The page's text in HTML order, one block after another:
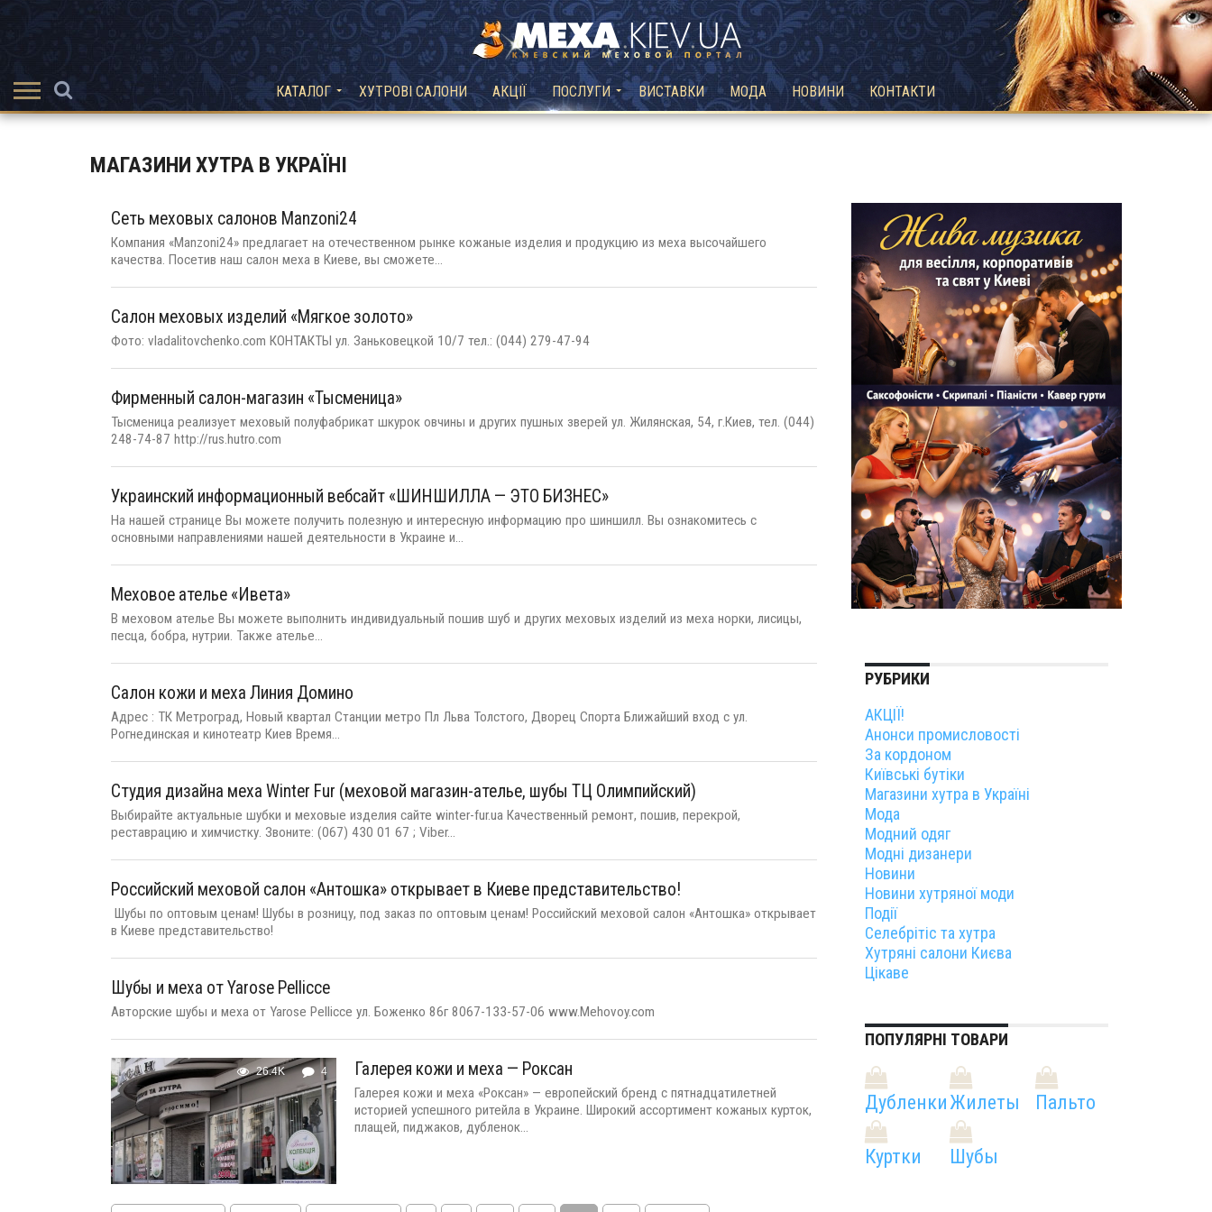
КАТАЛОГ ХУТРОВІ САЛОНИ АКЦІЇ ПОСЛУГИ ВИСТАВКИ МОДА НОВИНИ КОНТАКТИ
МАГАЗИНИ ХУТРА В УКРАЇНІ
Сеть меховых салонов Manzoni24
Компания «Manzoni24» предлагает на отечественном рынке кожаные изделия и продукцию из меха высочайшего
качества. Посетив наш салон меха в Киеве, вы сможете...
Салон меховых изделий «Мягкое золото»
Фото: vladalitovchenko.com КОНТАКТЫ ул. Заньковецкой 10/7 тел.: (044) 279-47-94
Фирменный салон-магазин «Тысменица»
Тысменица реализует меховый полуфабрикат шкурок овчины и других пушных зверей ул. Жилянская, 54, г.Киев, тел. (044)
248-74-87 http://rus.hutro.com
Украинский информационный вебсайт «ШИНШИЛЛА — ЭТО БИЗНЕС»
На нашей странице Вы можете получить полезную и интересную информацию про шиншилл. Вы ознакомитесь с
основными направлениями нашей деятельности в Украине и...
Меховое ателье «Ивета»
В меховом ателье Вы можете выполнить индивидуальный пошив шуб и других меховых изделий из меха норки, лисицы,
песца, бобра, нутрии. Также ателье...
Салон кожи и меха Линия Домино
Адрес : ТК Метроград, Новый квартал Станции метро Пл Льва Толстого, Дворец Спорта Ближайший вход с ул.
Рогнединская и кинотеатр Киев Время...
Студия дизайна меха Winter Fur (меховой магазин-ателье, шубы ТЦ Олимпийский)
Выбирайте актуальные шубки и меховые изделия сайте winter-fur.ua Качественный ремонт, пошив, перекрой,
реставрацию и химчистку. Звоните: (067) 430 01 67 ; Viber...
Российский меховой салон «Антошка» открывает в Киеве представительство!
Шубы по оптовым ценам! Шубы в розницу, под заказ по оптовым ценам! Российский меховой салон «Антошка» открывает
в Киеве представительство!
Шубы и меха от Yarose Pellicce
Авторские шубы и меха от Yarose Pellicce ул. Боженко 86г 8067-133-57-06 www.Mehovoy.com
26.4K 4 Галерея кожи и меха — Роксан
Галерея кожи и меха «Роксан» — европейский бренд с пятнадцатилетней
историей успешного ритейла в Украине. Широкий ассортимент кожаных курток,
плащей, пиджаков, дубленок...
РУБРИКИ
АКЦІЇ!
Анонси промисловості
За кордоном
Київські бутіки
Магазини хутра в Україні
Мода
Модний одяг
Модні дизанери
Новини
Новини хутряної моди
Події
Селебрітіс та хутра
Хутряні салони Києва
Цікаве
ПОПУЛЯРНІ ТОВАРИ
ДубленкиЖилеты Пальто
Куртки Шубы